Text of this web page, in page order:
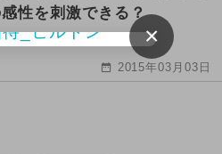
感性を刺激できる？
2015年03月03日
×